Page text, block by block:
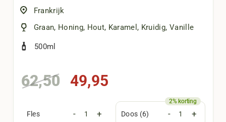
Frankrijk
Graan, Honing, Hout, Karamel , Kruidig, Vanille
500ml
62,50 Oorspronkelijke
was:
49,95
is:
Fles - + Doos (6) - +